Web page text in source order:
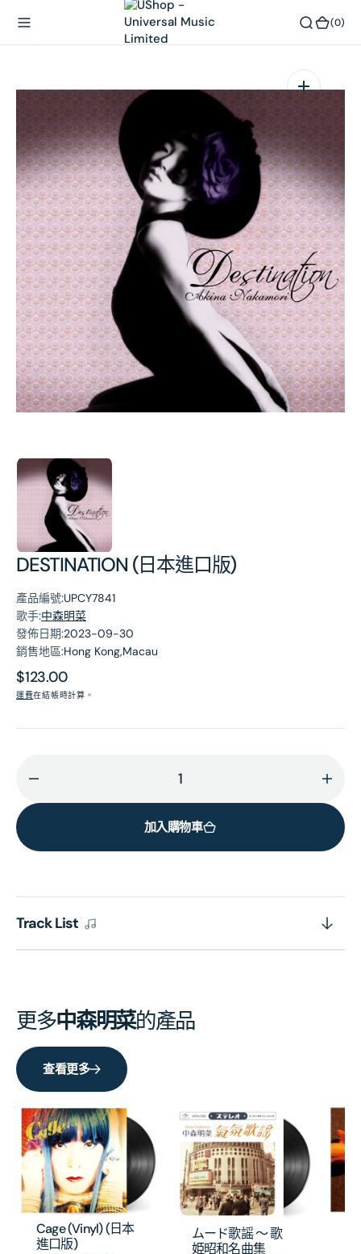
(0)
DESTINATION (日本進口版)
產品編號:UPCY7841
歌手:中森明菜
發佈日期:2023-09-30
銷售地區:Hong Kong,Macau
原
價
$123.00
運費在結帳時計算。
(日
進
口
量
增
加
(日
進
口
加入購物車
Track List
在
相
簿
中
張
更多中森明菜的產品
查看更多
Cage (Vinyl) (日本
進口版)
ムード歌謡 ～ 歌
姫昭和名曲集